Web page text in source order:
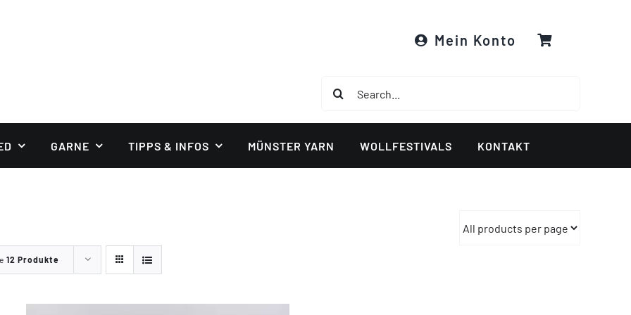
Mein Konto
GARNE TIPPS & INFOS MÜNSTER YARN WOLLFESTIVALS KONTAKT
12 Produkte